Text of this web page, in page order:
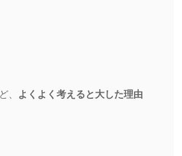
、 よくよく考えると大した理由